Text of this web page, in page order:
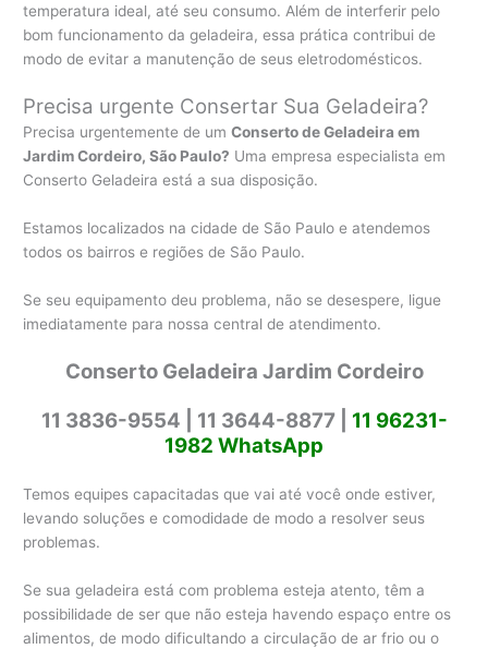
temperatura ideal, até seu consumo. Além de interferir pelo
bom funcionamento da geladeira, essa prática contribui de
modo de evitar a manutenção de seus eletrodomésticos.
Precisa urgente Consertar Sua Geladeira?
Precisa urgentemente de umConserto de Geladeira em
Jardim Cordeiro, São Paulo? Uma empresa especialista em
Conserto Geladeira está a sua disposição.
Estamos localizados na cidade de São Paulo e atendemos
todos os bairros e regiões de São Paulo.
Se seu equipamento deu problema, não se desespere, ligue
imediatamente para nossa central de atendimento.
Conserto Geladeira Jardim Cordeiro
11 3836-9554 | 11 3644-8877 | 11 96231-
1982 WhatsApp
Temos equipes capacitadas que vai até você onde estiver,
levando soluções e comodidade de modo a resolver seus
problemas.
Se sua geladeira está com problema esteja atento, têm a
possibilidade de ser que não esteja havendo espaço entre os
alimentos, de modo dificultando a circulação de ar frio ou o